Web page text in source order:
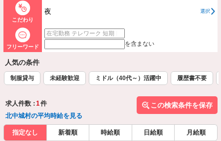
こだわり
夜 選択
フリーワード を含まない
人気の条件
制服貸与 未経験歓迎 ミドル（40代～）活躍中 履歴書不要
求人件数 : 1件
北中城村の平均時給を見る
この検索条件を保存
指定なし 新着順 時給順 日給順 月給順